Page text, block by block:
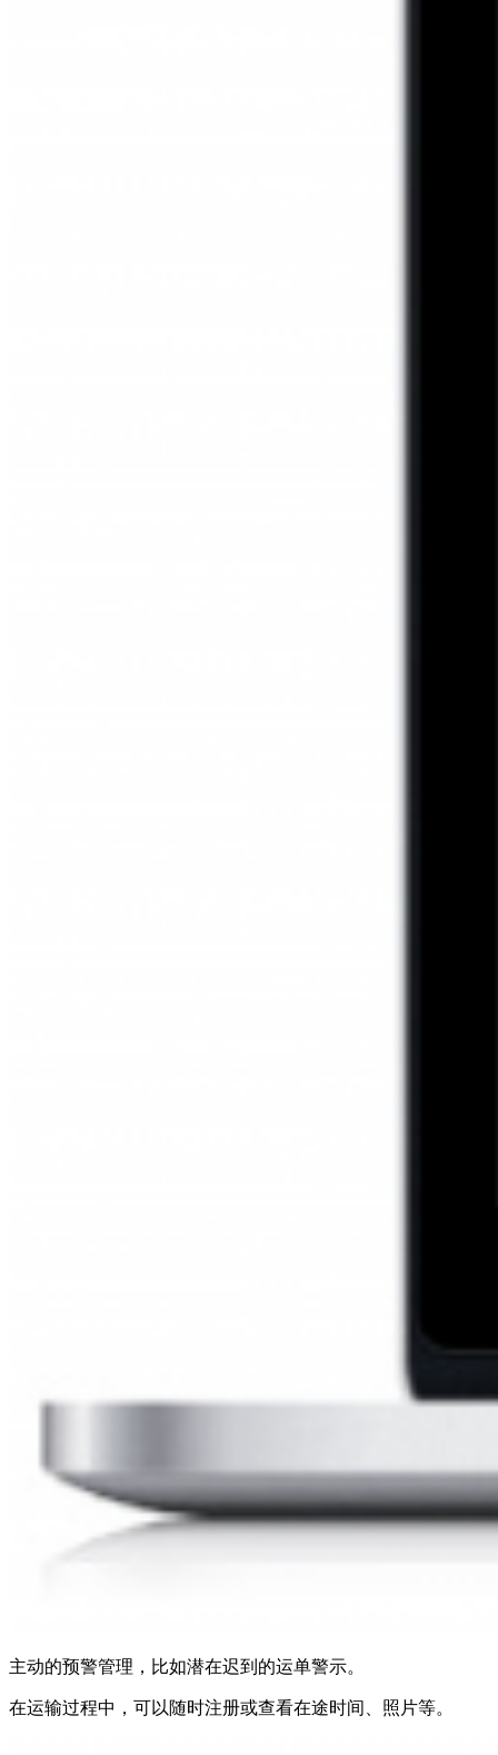
主动的预警管理，比如潜在迟到的运单警示。
在运输过程中，可以随时注册或查看在途时间、照片等。